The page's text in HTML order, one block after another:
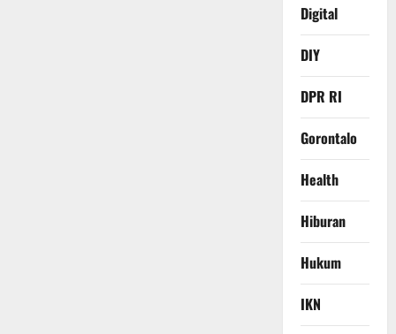
Digital
DIY
DPR RI
Gorontalo
Health
Hiburan
Hukum
IKN